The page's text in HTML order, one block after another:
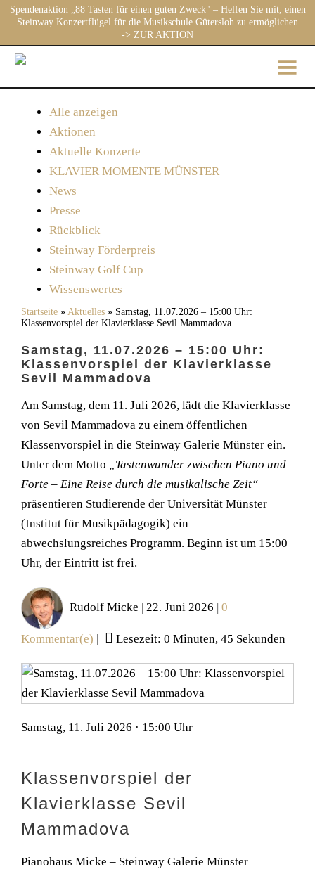
Spendenaktion „88 Tasten für einen guten Zweck" – Helfen Sie mit, einen
Steinway Konzertflügel für die Musikschule Gütersloh zu ermöglichen
-> ZUR AKTION
Alle anzeigen
Aktionen
Aktuelle Konzerte
KLAVIER MOMENTE MÜNSTER
News
Presse
Rückblick
Steinway Förderpreis
Steinway Golf Cup
Wissenswertes
Startseite » Aktuelles » Samstag, 11.07.2026 – 15:00 Uhr:
Klassenvorspiel der Klavierklasse Sevil Mammadova
Samstag, 11.07.2026 – 15:00 Uhr:
Klassenvorspiel der Klavierklasse
Sevil Mammadova
Am Samstag, dem 11. Juli 2026, lädt die Klavierklasse
von Sevil Mammadova zu einem öffentlichen
Klassenvorspiel in die Steinway Galerie Münster ein.
Unter dem Motto „Tastenwunder zwischen Piano und
Forte – Eine Reise durch die musikalische Zeit“
präsentieren Studierende der Universität Münster
(Institut für Musikpädagogik) ein
abwechslungsreiches Programm. Beginn ist um 15:00
Uhr, der Eintritt ist frei.
Rudolf Micke | 22. Juni 2026 | 0
Kommentar(e) | Lesezeit: 0 Minuten, 45 Sekunden
Samstag, 11. Juli 2026 · 15:00 Uhr
Klassenvorspiel der
Klavierklasse Sevil
Mammadova
Pianohaus Micke – Steinway Galerie Münster